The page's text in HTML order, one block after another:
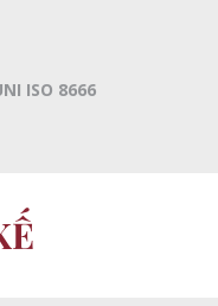
ISO 8666